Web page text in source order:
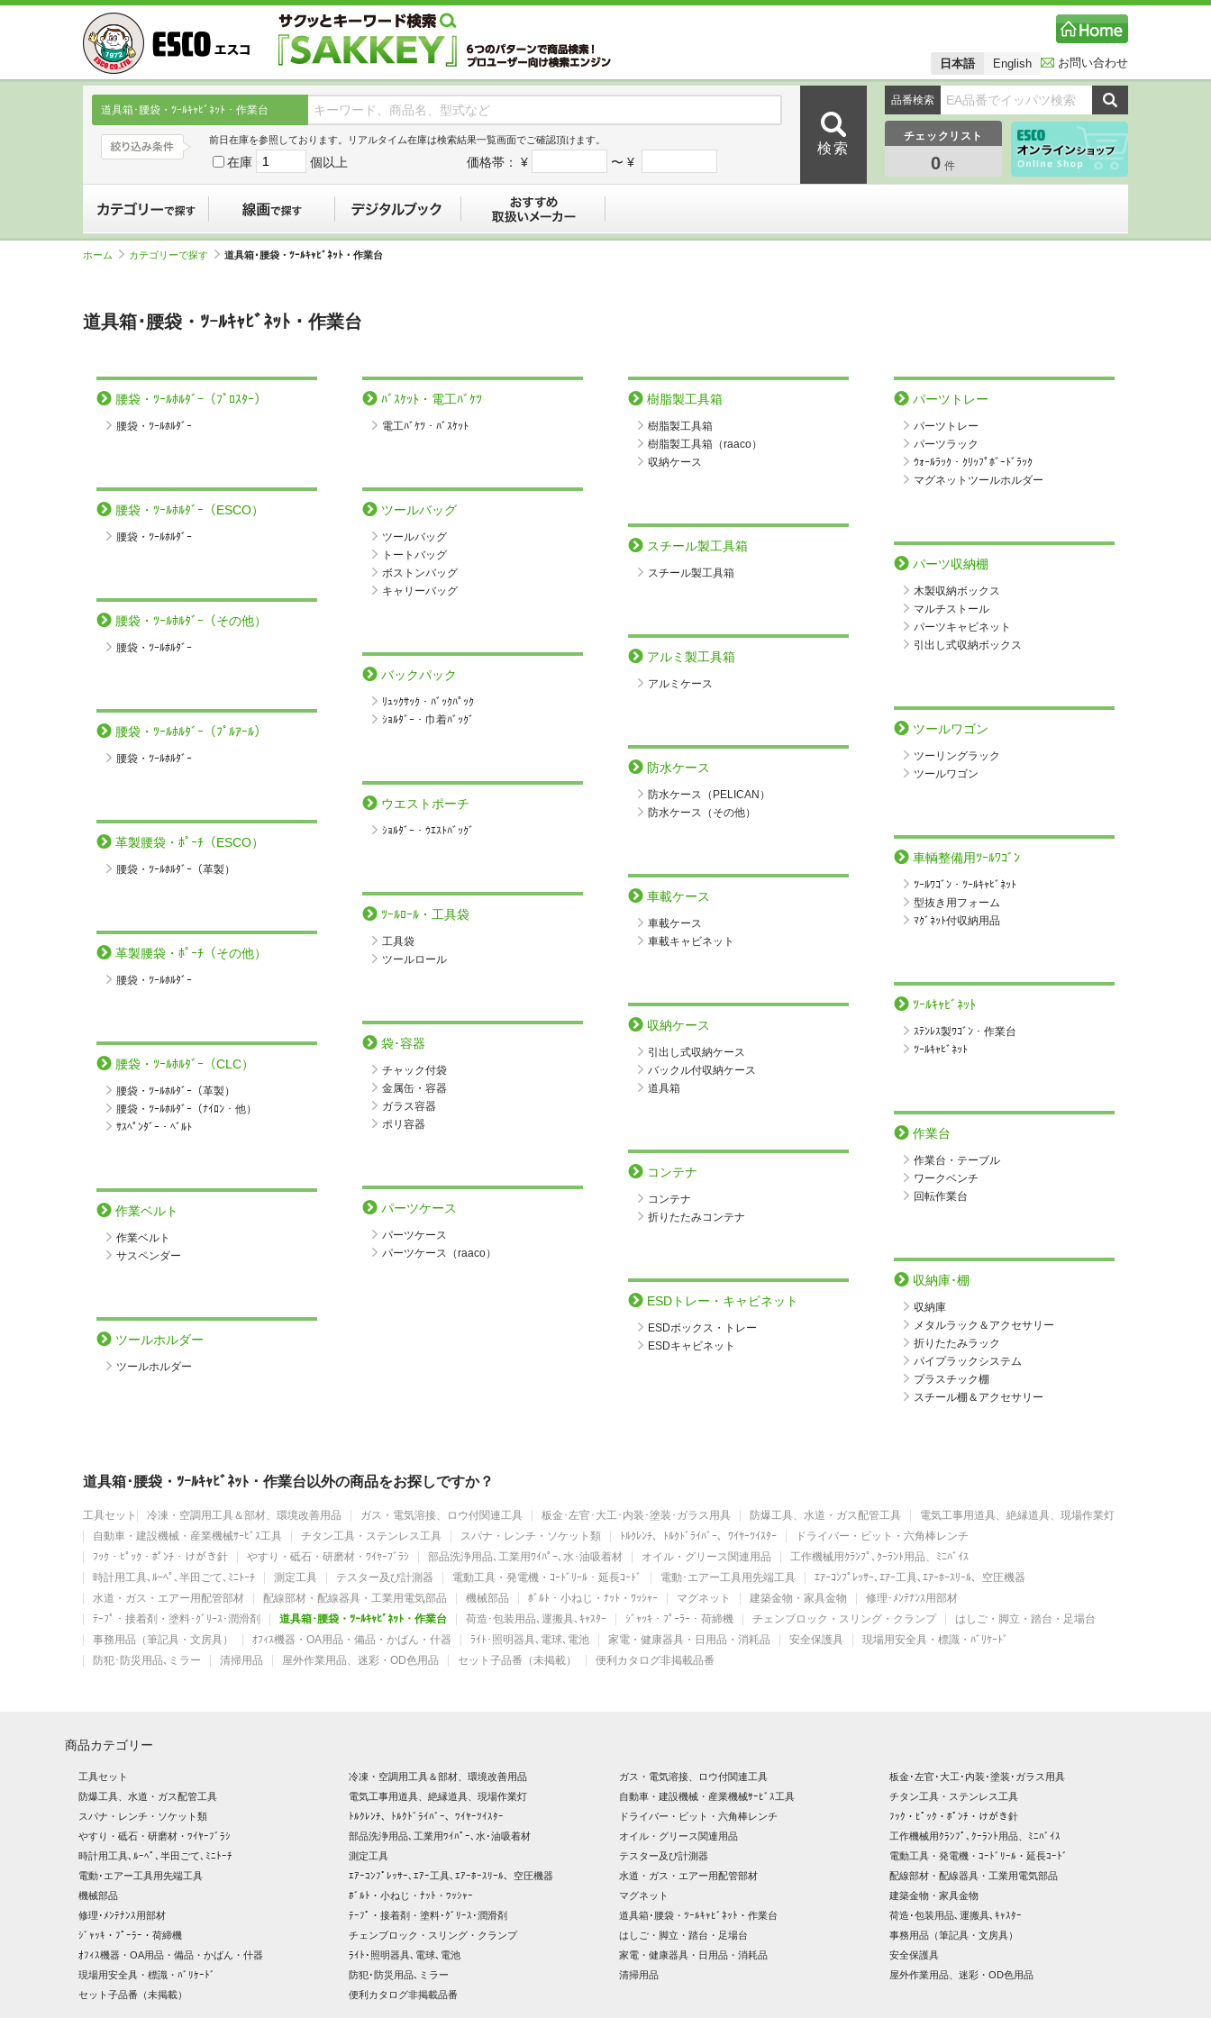
日本語 English お問い合わせ
道具箱･腰袋・ﾂｰﾙｷｬﾋﾞﾈｯﾄ・作業台
前日在庫を参照しております。リアルタイム在庫は検索結果一覧画面でご確認頂けます。
在庫 個以上 価格帯： ¥ 〜 ¥
品番検索
チェックリスト
0 件
ホーム カテゴリーで探す 道具箱･腰袋・ﾂｰﾙｷｬﾋﾞﾈｯﾄ・作業台
道具箱･腰袋・ﾂｰﾙｷｬﾋﾞﾈｯﾄ・作業台
腰袋・ﾂｰﾙﾎﾙﾀﾞｰ（ﾌﾟﾛｽﾀｰ）
腰袋・ﾂｰﾙﾎﾙﾀﾞｰ
腰袋・ﾂｰﾙﾎﾙﾀﾞｰ（ESCO）
腰袋・ﾂｰﾙﾎﾙﾀﾞｰ
腰袋・ﾂｰﾙﾎﾙﾀﾞｰ（その他）
腰袋・ﾂｰﾙﾎﾙﾀﾞｰ
腰袋・ﾂｰﾙﾎﾙﾀﾞｰ（ﾌﾟﾙｱｰﾙ）
腰袋・ﾂｰﾙﾎﾙﾀﾞｰ
革製腰袋・ﾎﾟｰﾁ（ESCO）
腰袋・ﾂｰﾙﾎﾙﾀﾞｰ（革製）
革製腰袋・ﾎﾟｰﾁ（その他）
腰袋・ﾂｰﾙﾎﾙﾀﾞｰ
腰袋・ﾂｰﾙﾎﾙﾀﾞｰ（CLC）
腰袋・ﾂｰﾙﾎﾙﾀﾞｰ（革製）
腰袋・ﾂｰﾙﾎﾙﾀﾞｰ（ﾅｲﾛﾝ・他）
ｻｽﾍﾟﾝﾀﾞｰ・ﾍﾞﾙﾄ
作業ベルト
作業ベルト
サスペンダー
ツールホルダー
ツールホルダー
ﾊﾞｽｹｯﾄ・電工ﾊﾞｹﾂ
電工ﾊﾞｹﾂ・ﾊﾞｽｹｯﾄ
ツールバッグ
ツールバッグ
トートバッグ
ボストンバッグ
キャリーバッグ
バックパック
ﾘｭｯｸｻｯｸ・ﾊﾞｯｸﾊﾟｯｸ
ｼｮﾙﾀﾞｰ・巾着ﾊﾞｯｸﾞ
ウエストポーチ
ｼｮﾙﾀﾞｰ・ｳｴｽﾄﾊﾞｯｸﾞ
ﾂｰﾙﾛｰﾙ・工具袋
工具袋
ツールロール
袋･容器
チャック付袋
金属缶・容器
ガラス容器
ポリ容器
パーツケース
パーツケース
パーツケース（raaco）
樹脂製工具箱
樹脂製工具箱
樹脂製工具箱（raaco）
収納ケース
スチール製工具箱
スチール製工具箱
アルミ製工具箱
アルミケース
防水ケース
防水ケース（PELICAN）
防水ケース（その他）
車載ケース
車載ケース
車載キャビネット
収納ケース
引出し式収納ケース
バックル付収納ケース
道具箱
コンテナ
コンテナ
折りたたみコンテナ
ESDトレー・キャビネット
ESDボックス・トレー
ESDキャビネット
パーツトレー
パーツトレー
パーツラック
ｳｫｰﾙﾗｯｸ・ｸﾘｯﾌﾟﾎﾞｰﾄﾞﾗｯｸ
マグネットツールホルダー
パーツ収納棚
木製収納ボックス
マルチストール
パーツキャビネット
引出し式収納ボックス
ツールワゴン
ツーリングラック
ツールワゴン
車輌整備用ﾂｰﾙﾜｺﾞﾝ
ﾂｰﾙﾜｺﾞﾝ・ﾂｰﾙｷｬﾋﾞﾈｯﾄ
型抜き用フォーム
ﾏｸﾞﾈｯﾄ付収納用品
ﾂｰﾙｷｬﾋﾞﾈｯﾄ
ｽﾃﾝﾚｽ製ﾜｺﾞﾝ・作業台
ﾂｰﾙｷｬﾋﾞﾈｯﾄ
作業台
作業台・テーブル
ワークベンチ
回転作業台
収納庫･棚
収納庫
メタルラック＆アクセサリー
折りたたみラック
パイプラックシステム
プラスチック棚
スチール棚＆アクセサリー
道具箱･腰袋・ﾂｰﾙｷｬﾋﾞﾈｯﾄ・作業台以外の商品をお探しですか？
工具セット 冷凍・空調用工具＆部材、環境改善用品 ガス・電気溶接、ロウ付関連工具 板金･左官･大工･内装･塗装･ガラス用具 防爆工具、水道・ガス配管工具
電気工事用道具、絶縁道具、現場作業灯
自動車・建設機械・産業機械ｻｰﾋﾞｽ工具
チタン工具・ステンレス工具 スパナ・レンチ・ソケット類 ﾄﾙｸﾚﾝﾁ、ﾄﾙｸﾄﾞﾗｲﾊﾞｰ、ﾜｲﾔｰﾂｲｽﾀｰ
ドライバー・ビット・六角棒レンチ
ﾌｯｸ・ﾋﾟｯｸ・ﾎﾟﾝﾁ・けがき針
やすり・砥石・研磨材・ﾜｲﾔｰﾌﾞﾗｼ 部品洗浄用品､工業用ﾜｲﾊﾟｰ､水･油吸着材 オイル・グリース関連用品
工作機械用ｸﾗﾝﾌﾟ､ｸｰﾗﾝﾄ用品、ﾐﾆﾊﾞｲｽ
時計用工具､ﾙｰﾍﾟ､半田ごて､ﾐﾆﾄｰﾁ
測定工具 テスター及び計測器 電動工具・発電機・ｺｰﾄﾞﾘｰﾙ・延長ｺｰﾄﾞ 電動･エアー工具用先端工具
ｴｱｰｺﾝﾌﾟﾚｯｻｰ､ｴｱｰ工具､ｴｱｰﾎｰｽﾘｰﾙ、空圧機器
水道・ガス・エアー用配管部材
配線部材・配線器具・工業用電気部品 機械部品 ﾎﾞﾙﾄ・小ねじ・ﾅｯﾄ・ﾜｯｼｬｰ マグネット 建築金物・家具金物
修理･ﾒﾝﾃﾅﾝｽ用部材
ﾃｰﾌﾟ・接着剤・塗料･ｸﾞﾘｰｽ･潤滑剤
道具箱･腰袋・ﾂｰﾙｷｬﾋﾞﾈｯﾄ・作業台 荷造･包装用品､運搬具､ｷｬｽﾀｰ ｼﾞｬｯｷ・ﾌﾟｰﾗｰ・荷締機 チェンブロック・スリング・クランプ
はしご・脚立・踏台・足場台
事務用品（筆記具・文房具）
ｵﾌｨｽ機器・OA用品・備品・かばん・什器 ﾗｲﾄ･照明器具､電球､電池 家電・健康器具・日用品・消耗品 安全保護具
現場用安全具・標識・ﾊﾞﾘｹｰﾄﾞ
防犯･防災用品､ミラー
清掃用品 屋外作業用品、迷彩・OD色用品 セット子品番（未掲載） 便利カタログ非掲載品番
商品カテゴリー
工具セット 冷凍・空調用工具＆部材、環境改善用品 ガス・電気溶接、ロウ付関連工具
板金･左官･大工･内装･塗装･ガラス用具
防爆工具、水道・ガス配管工具
電気工事用道具、絶縁道具、現場作業灯 自動車・建設機械・産業機械ｻｰﾋﾞｽ工具
チタン工具・ステンレス工具
スパナ・レンチ・ソケット類
ﾄﾙｸﾚﾝﾁ、ﾄﾙｸﾄﾞﾗｲﾊﾞｰ、ﾜｲﾔｰﾂｲｽﾀｰ ドライバー・ビット・六角棒レンチ
ﾌｯｸ・ﾋﾟｯｸ・ﾎﾟﾝﾁ・けがき針
やすり・砥石・研磨材・ﾜｲﾔｰﾌﾞﾗｼ
部品洗浄用品､工業用ﾜｲﾊﾟｰ､水･油吸着材 オイル・グリース関連用品
工作機械用ｸﾗﾝﾌﾟ､ｸｰﾗﾝﾄ用品、ﾐﾆﾊﾞｲｽ
時計用工具､ﾙｰﾍﾟ､半田ごて､ﾐﾆﾄｰﾁ
測定工具 テスター及び計測器
電動工具・発電機・ｺｰﾄﾞﾘｰﾙ・延長ｺｰﾄﾞ
電動･エアー工具用先端工具
ｴｱｰｺﾝﾌﾟﾚｯｻｰ､ｴｱｰ工具､ｴｱｰﾎｰｽﾘｰﾙ、空圧機器 水道・ガス・エアー用配管部材
配線部材・配線器具・工業用電気部品
機械部品
ﾎﾞﾙﾄ・小ねじ・ﾅｯﾄ・ﾜｯｼｬｰ マグネット
建築金物・家具金物
修理･ﾒﾝﾃﾅﾝｽ用部材
ﾃｰﾌﾟ・接着剤・塗料･ｸﾞﾘｰｽ･潤滑剤 道具箱･腰袋・ﾂｰﾙｷｬﾋﾞﾈｯﾄ・作業台
荷造･包装用品､運搬具､ｷｬｽﾀｰ
ｼﾞｬｯｷ・ﾌﾟｰﾗｰ・荷締機
チェンブロック・スリング・クランプ はしご・脚立・踏台・足場台
事務用品（筆記具・文房具）
ｵﾌｨｽ機器・OA用品・備品・かばん・什器
ﾗｲﾄ･照明器具､電球､電池 家電・健康器具・日用品・消耗品
安全保護具
現場用安全具・標識・ﾊﾞﾘｹｰﾄﾞ
防犯･防災用品､ミラー 清掃用品
屋外作業用品、迷彩・OD色用品
セット子品番（未掲載）
便利カタログ非掲載品番